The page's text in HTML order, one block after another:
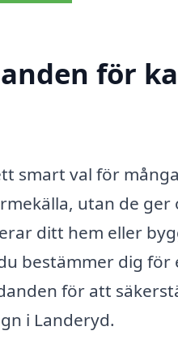
för
smart val för
utan de ger
ditt hem eller
bestämmer dig för
för att
i Landeryd.